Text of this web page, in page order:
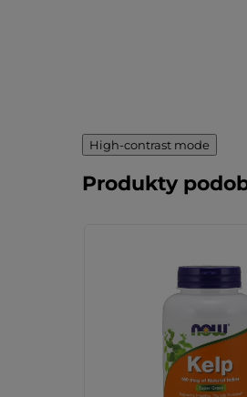
High-contrast mode
Produkty